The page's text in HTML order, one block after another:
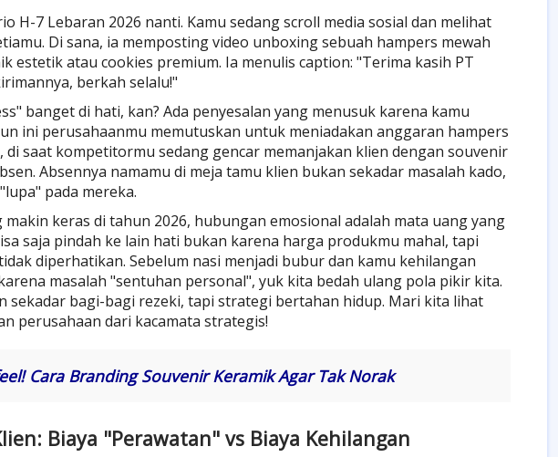
H-7 Lebaran 2026 nanti. Kamu sedang scroll media sosial dan melihat
Di sana, ia memposting video unboxing sebuah hampers mewah
estetik atau cookies premium. Ia menulis caption: "Terima kasih PT
berkah selalu!"
banget di hati, kan? Ada penyesalan yang menusuk karena kamu
ini perusahaanmu memutuskan untuk meniadakan anggaran hampers
di saat kompetitormu sedang gencar memanjakan klien dengan souvenir
Absennya namamu di meja tamu klien bukan sekadar masalah kado,
pada mereka.
makin keras di tahun 2026, hubungan emosional adalah mata uang yang
saja pindah ke lain hati bukan karena harga produkmu mahal, tapi
diperhatikan. Sebelum nasi menjadi bubur dan kamu kehilangan
masalah "sentuhan personal", yuk kita bedah ulang pola pikir kita.
sekadar bagi-bagi rezeki, tapi strategi bertahan hidup. Mari kita lihat
perusahaan dari kacamata strategis!
Cara Branding Souvenir Keramik Agar Tak Norak
Biaya "Perawatan" vs Biaya Kehilangan